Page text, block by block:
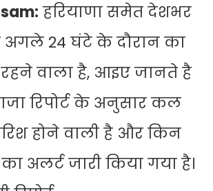
हरियाणा समेत देशभर
24 घंटे के दौरान का
वाला है, आइए जानते है
रिपोर्ट के अनुसार कल
होने वाली है और किन
अलर्ट जारी किया गया है।